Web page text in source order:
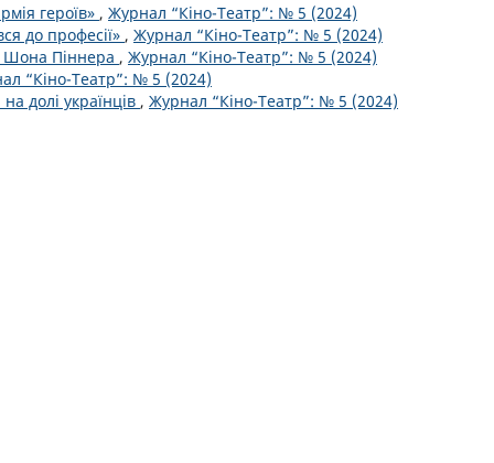
героїв» , Журнал “Кіно-Театр”: № 5 (2024)
до професії» , Журнал “Кіно-Театр”: № 5 (2024)
Шона Піннера , Журнал “Кіно-Театр”: № 5 (2024)
“Кіно-Театр”: № 5 (2024)
долі українців , Журнал “Кіно-Театр”: № 5 (2024)